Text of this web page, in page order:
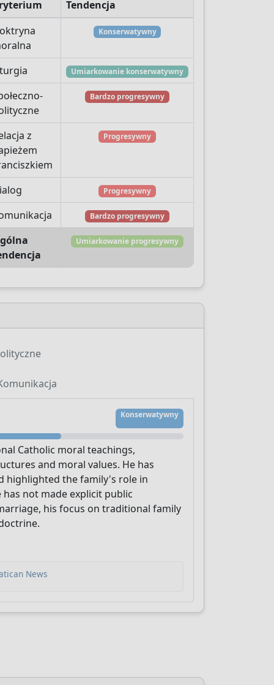
Tendencja
Konserwatywny
Umiarkowanie konserwatywny
Bardzo progresywny
z
Progresywny
Progresywny
Bardzo progresywny
Umiarkowanie progresywny
Konserwatywny
Catholic moral teachings,
and moral values. He has
highlighted the family's role in
not made explicit public
his focus on traditional family
News